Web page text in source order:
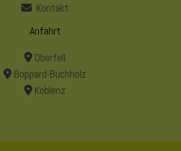
Kontakt
Anfahrt
Oberfell
Boppard-Buchholz
Koblenz